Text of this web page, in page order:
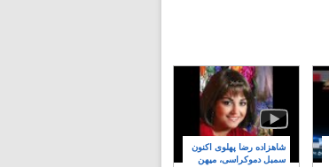
شاهزاده رضا پهلوی اکنون
سمبل دموکراسی، میهن